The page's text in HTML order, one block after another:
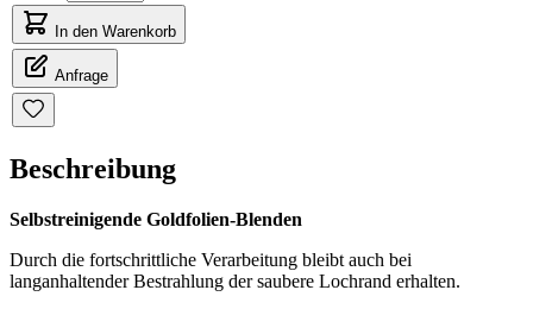
In den Warenkorb
Anfrage
Beschreibung
Selbstreinigende Goldfolien-Blenden
Durch die fortschrittliche Verarbeitung bleibt auch bei
langanhaltender Bestrahlung der saubere Lochrand erhalten.